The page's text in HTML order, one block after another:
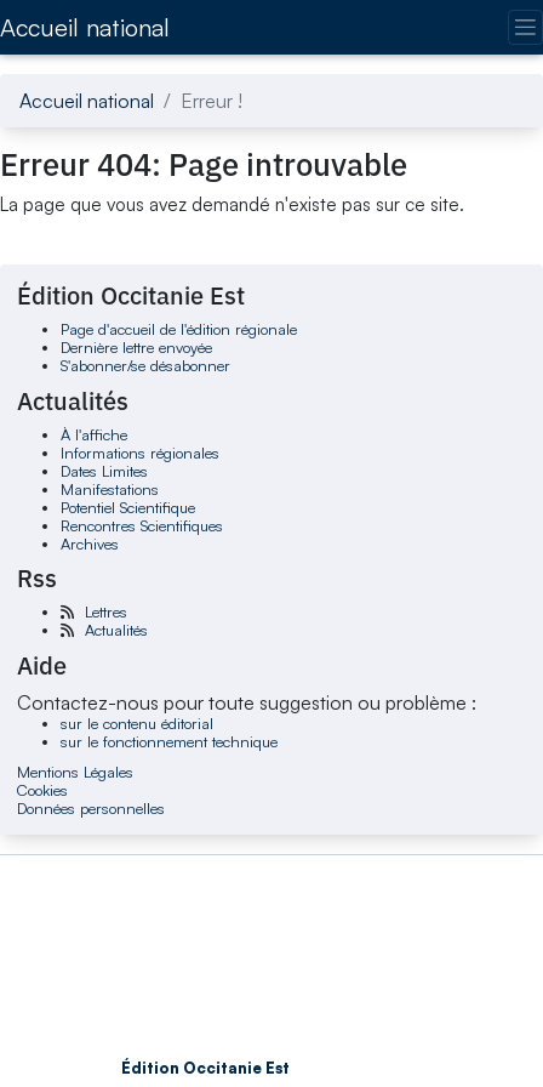
Accueil national
Accueil national Erreur !
Erreur 404: Page introuvable
La page que vous avez demandé n'existe pas sur ce site.
Édition Occitanie Est
Page d'accueil de l'édition régionale
Dernière lettre envoyée
S'abonner/se désabonner
Actualités
À l'affiche
Informations régionales
Dates Limites
Manifestations
Potentiel Scientifique
Rencontres Scientifiques
Archives
Rss
Lettres
Actualités
Aide
Contactez-nous pour toute suggestion ou problème :
sur le contenu éditorial
sur le fonctionnement technique
Mentions Légales
Cookies
Données personnelles
Édition Occitanie Est